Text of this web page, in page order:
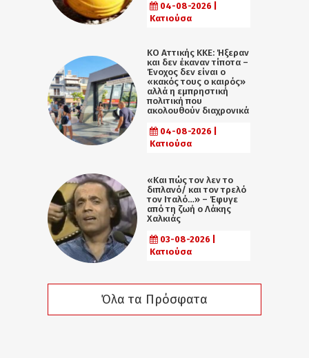
04-08-2026 |
Κατιούσα
KO Αττικής ΚΚΕ: Ήξεραν
και δεν έκαναν τίποτα –
Ένοχος δεν είναι ο
«κακός τους ο καιρός»
αλλά η εµπρηστική
πολιτική που
ακολουθούν διαχρονικά
04-08-2026 |
Κατιούσα
«Και πώς τον λεν το
διπλανό/ και τον τρελό
τον Ιταλό…» – Έφυγε
από τη ζωή ο Λάκης
Χαλκιάς
03-08-2026 |
Κατιούσα
Όλα τα Πρόσφατα